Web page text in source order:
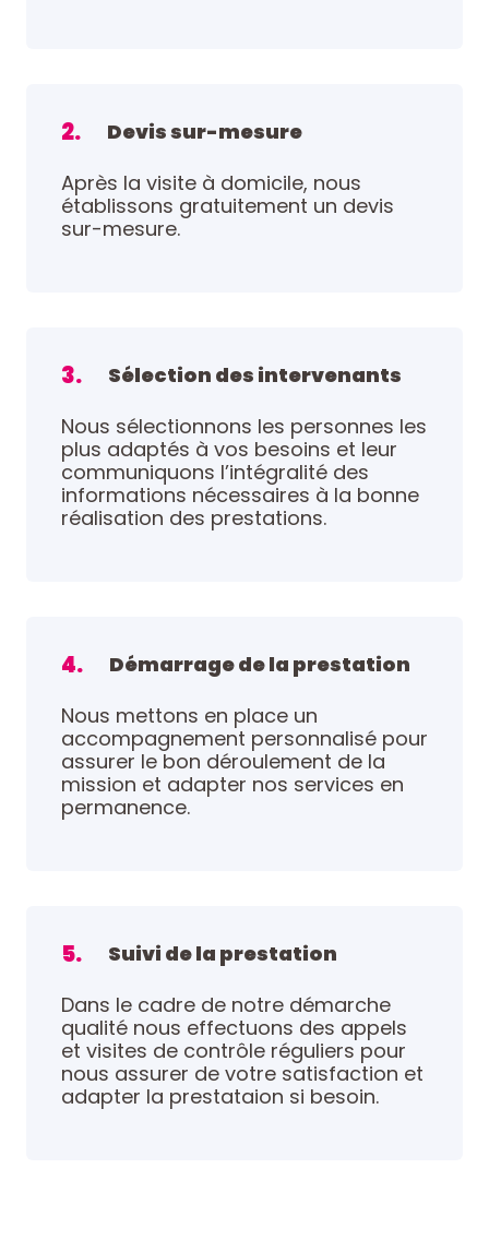
2.
Devis sur-mesure
Après la visite à domicile, nous
établissons gratuitement un devis
sur-mesure.
3.
Sélection des intervenants
Nous sélectionnons les personnes les
plus adaptés à vos besoins et leur
communiquons l’intégralité des
informations nécessaires à la bonne
réalisation des prestations.
4.
Démarrage de la prestation
Nous mettons en place un
accompagnement personnalisé pour
assurer le bon déroulement de la
mission et adapter nos services en
permanence.
5.
Suivi de la prestation
Dans le cadre de notre démarche
qualité nous effectuons des appels
et visites de contrôle réguliers pour
nous assurer de votre satisfaction et
adapter la prestataion si besoin.